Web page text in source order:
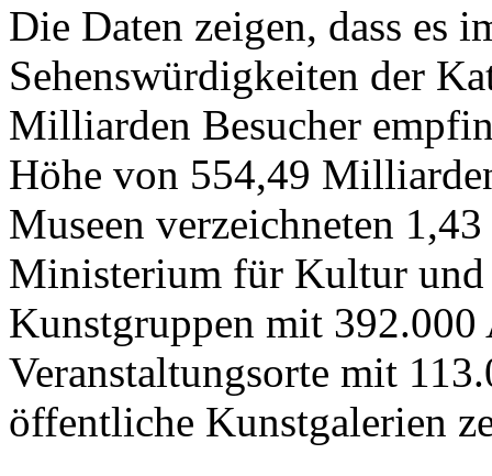
Die Daten zeigen, dass es
Sehenswürdigkeiten der
Milliarden Besucher
Höhe von 554,49
Museen verzeichneten
Ministerium für Kultur und
Kunstgruppen mit
Veranstaltungsorte mit
öffentliche Kunstgalerien